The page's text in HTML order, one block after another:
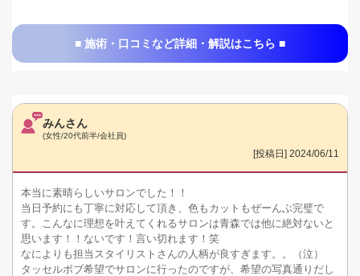
■ 施術・口コミなど詳細・解説はこちら ■
みんさん
(女性/20代前半/会社員)
[投稿日] 2024/06/11
本当に素晴らしいサロンでした！！
当日予約にも丁寧に対応して頂き、色もカットもぜーんぶ完璧で
す。こんなに理想を叶えてくれるサロンは青森では他に絶対ないと
思います！！ないです！言い切れます！笑
なによりも担当スタイリストさんの人柄が良すぎます。。（泣）
タッセルボブ希望でサロンに行ったのですが、希望の写真通りだし